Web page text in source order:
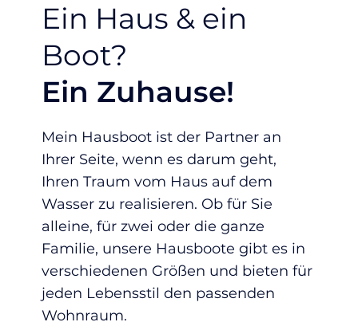
Ein Haus & ein
Boot?
Ein Zuhause!
Mein Hausboot ist der Partner an
Ihrer Seite, wenn es darum geht,
Ihren Traum vom Haus auf dem
Wasser zu realisieren. Ob für Sie
alleine, für zwei oder die ganze
Familie, unsere Hausboote gibt es in
verschiedenen Größen und bieten für
jeden Lebensstil den passenden
Wohnraum.